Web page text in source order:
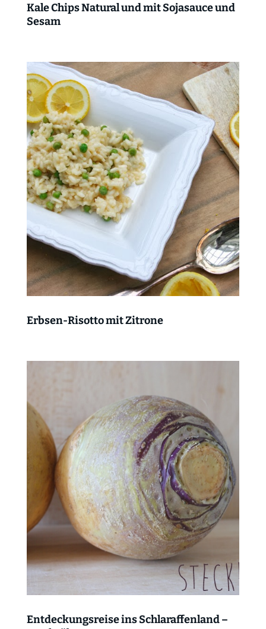
Kale Chips Natural und mit Sojasauce und
Sesam
Erbsen-Risotto mit Zitrone
Entdeckungsreise ins Schlaraffenland –